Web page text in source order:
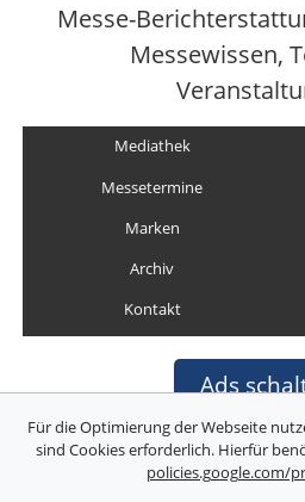
Messe-
Messewissen,
Mediathek
Messetermine
Marken
Archiv
Kontakt
Ads
Copyright © Deutsche
Für die Optimierung der Webseite
sind Cookies erforderlich. Hierfür
policies.google.com/